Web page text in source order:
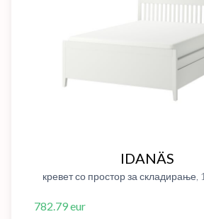
IDANÄS
кревет со простор за складирање,
782.79 eur